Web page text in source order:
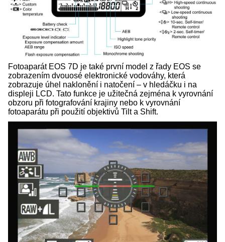
Fotoaparát EOS 7D je také první model z řady EOS se
zobrazením dvouosé elektronické vodováhy, která
zobrazuje úhel naklonění i natočení – v hledáčku i na
displeji LCD. Tato funkce je užitečná zejména k vyrovnání
obzoru při fotografování krajiny nebo k vyrovnání
fotoaparátu při použití objektivů Tilt a Shift.